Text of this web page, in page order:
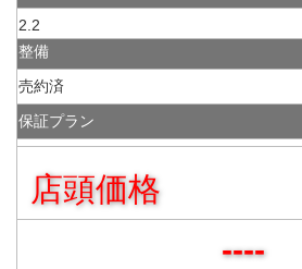
2.2
整備
売約済
保証プラン
店頭価格
----